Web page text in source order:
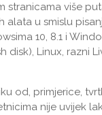
stranicama više
alata u smislu
10, 8.1 i
disk), Linux, razni
od, primjerice,
nije uvijek